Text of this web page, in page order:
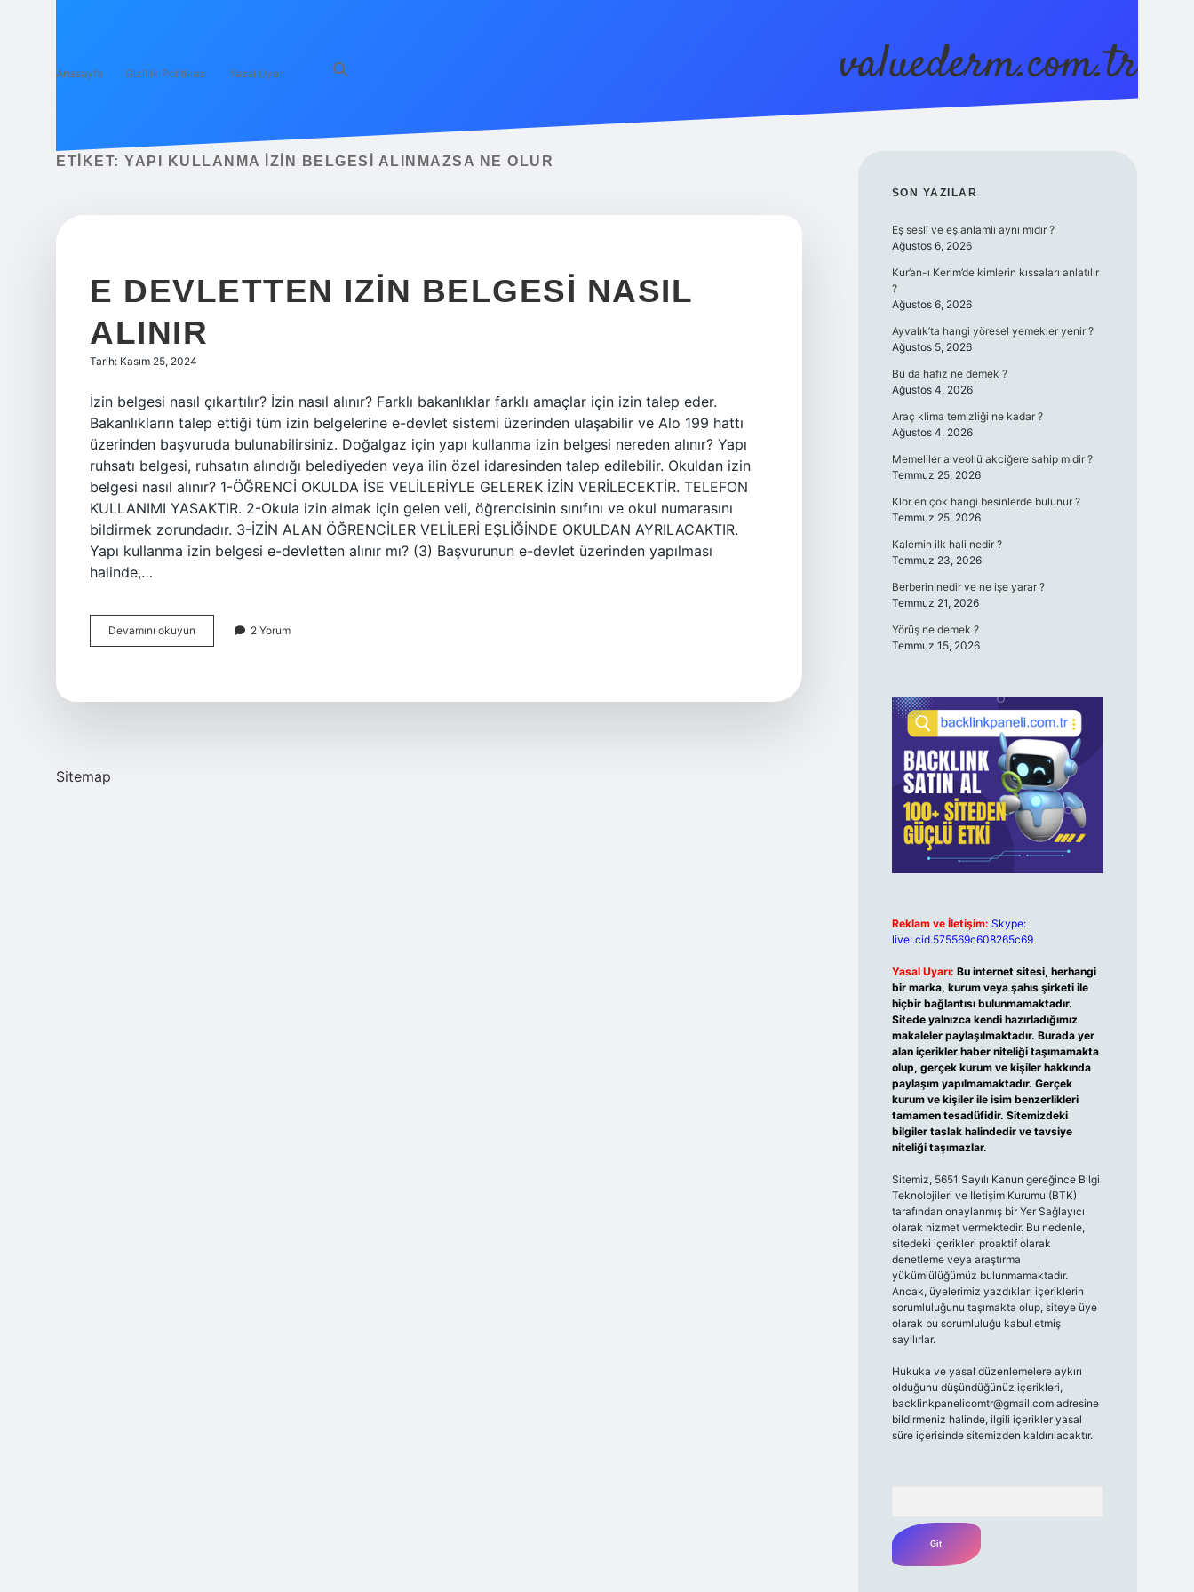
Anasayfa Gizlilik Politikası Yasal Uyarı valuederm.com.tr
ETIKET: YAPI KULLANMA IZIN BELGESI ALINMAZSA NE OLUR
E DEVLETTEN IZIN BELGESI NASIL
ALINIR
Tarih: Kasım 25, 2024
İzin belgesi nasıl çıkartılır? İzin nasıl alınır? Farklı bakanlıklar farklı amaçlar için izin talep eder.
Bakanlıkların talep ettiği tüm izin belgelerine e-devlet sistemi üzerinden ulaşabilir ve Alo 199 hattı
üzerinden başvuruda bulunabilirsiniz. Doğalgaz için yapı kullanma izin belgesi nereden alınır? Yapı
ruhsatı belgesi, ruhsatın alındığı belediyeden veya ilin özel idaresinden talep edilebilir. Okuldan izin
belgesi nasıl alınır? 1-ÖĞRENCİ OKULDA İSE VELİLERİYLE GELEREK İZİN VERİLECEKTİR. TELEFON
KULLANIMI YASAKTIR. 2-Okula izin almak için gelen veli, öğrencisinin sınıfını ve okul numarasını
bildirmek zorundadır. 3-İZİN ALAN ÖĞRENCİLER VELİLERİ EŞLİĞİNDE OKULDAN AYRILACAKTIR.
Yapı kullanma izin belgesi e-devletten alınır mı? (3) Başvurunun e-devlet üzerinden yapılması
halinde,…
Devamını okuyun
Devletten
2 Yorum
Sitemap
SIDEBAR
SON YAZILAR
Eş sesli ve eş anlamlı aynı mıdır ?
Ağustos 6, 2026
Kur’an-ı Kerim’de kimlerin kıssaları anlatılır
?
Ağustos 6, 2026
Ayvalık’ta hangi yöresel yemekler yenir ?
Ağustos 5, 2026
Bu da hafız ne demek ?
Ağustos 4, 2026
Araç klima temizliği ne kadar ?
Ağustos 4, 2026
Memeliler alveollü akciğere sahip midir ?
Temmuz 25, 2026
Klor en çok hangi besinlerde bulunur ?
Temmuz 25, 2026
Kalemin ilk hali nedir ?
Temmuz 23, 2026
Berberin nedir ve ne işe yarar ?
Temmuz 21, 2026
Yörüş ne demek ?
Temmuz 15, 2026
Reklam ve İletişim: Skype:
live:.cid.575569c608265c69
Yasal Uyarı: Bu internet sitesi, herhangi
bir marka, kurum veya şahıs şirketi ile
hiçbir bağlantısı bulunmamaktadır.
Sitede yalnızca kendi hazırladığımız
makaleler paylaşılmaktadır. Burada yer
alan içerikler haber niteliği taşımamakta
olup, gerçek kurum ve kişiler hakkında
paylaşım yapılmamaktadır. Gerçek
kurum ve kişiler ile isim benzerlikleri
tamamen tesadüfidir. Sitemizdeki
bilgiler taslak halindedir ve tavsiye
niteliği taşımazlar.
Sitemiz, 5651 Sayılı Kanun gereğince Bilgi
Teknolojileri ve İletişim Kurumu (BTK)
tarafından onaylanmış bir Yer Sağlayıcı
olarak hizmet vermektedir. Bu nedenle,
sitedeki içerikleri proaktif olarak
denetleme veya araştırma
yükümlülüğümüz bulunmamaktadır.
Ancak, üyelerimiz yazdıkları içeriklerin
sorumluluğunu taşımakta olup, siteye üye
olarak bu sorumluluğu kabul etmiş
sayılırlar.
Hukuka ve yasal düzenlemelere aykırı
olduğunu düşündüğünüz içerikleri,
backlinkpanelicomtr@gmail.comadresine
bildirmeniz halinde, ilgili içerikler yasal
süre içerisinde sitemizden kaldırılacaktır.